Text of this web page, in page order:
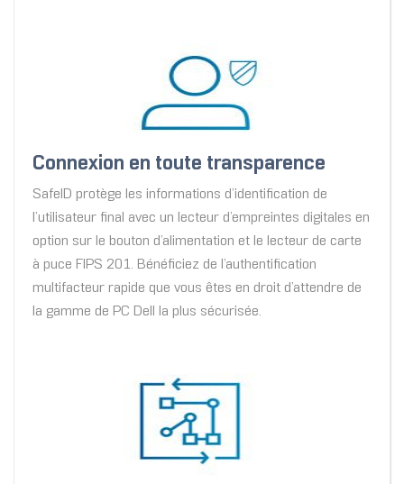
Connexion en toute transparence
SafeID protège les informations d’identification de
l’utilisateur final avec un lecteur d’empreintes digitales en
option sur le bouton d’alimentation et le lecteur de carte
à puce FIPS 201. Bénéficiez de l’authentification
multifacteur rapide que vous êtes en droit d’attendre de
la gamme de PC Dell la plus sécurisée.